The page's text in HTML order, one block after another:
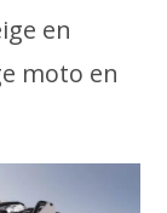
en
moto en